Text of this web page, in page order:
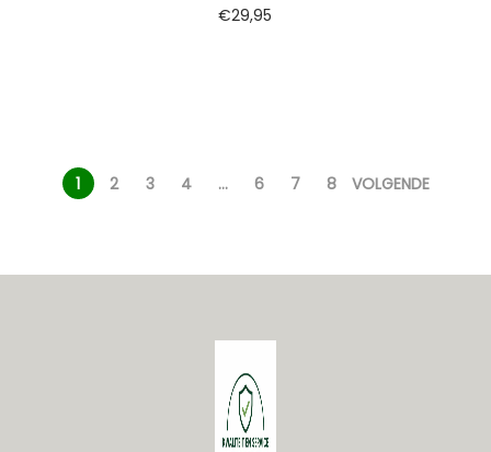
€29,95
1 2 3 4 … 6 7 8 VOLGENDE